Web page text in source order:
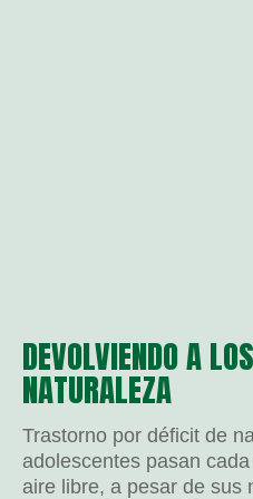
DEVOLVIENDO A
NATURALEZA
Trastorno por déficit de
adolescentes pasan
aire libre, a pesar de sus